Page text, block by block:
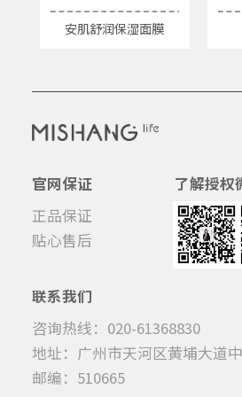
安肌舒润保湿面膜
官网保证
正品保证
贴心售后
了解授权
联系我们
咨询热线：020-61368830
地址：广州市天河区黄埔大道
邮编：510665